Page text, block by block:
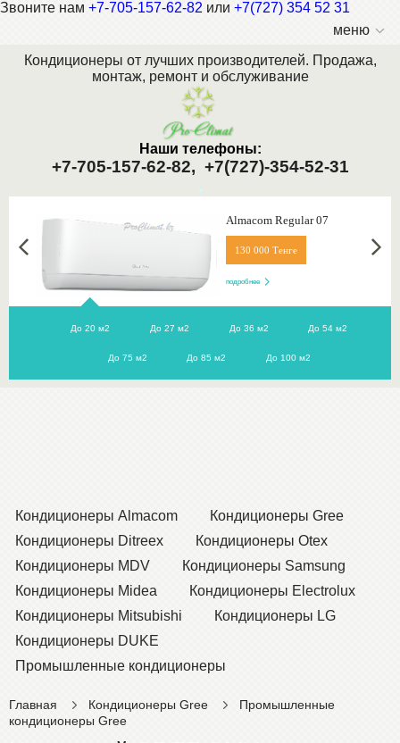
Звоните нам +7-705-157-62-82 или +7(727) 354 52 31
меню
Кондиционеры от лучших производителей. Продажа,
монтаж, ремонт и обслуживание
Наши телефоны:
+7-705-157-62-82, +7(727)-354-52-31
.
Almacom Regular 07
130 000 Тенге
подробнее
До 20 м2 До 27 м2 До 36 м2 До 54 м2
До 75 м2 До 85 м2 До 100 м2
Кондиционеры Almacom
Кондиционеры Gree
Кондиционеры Ditreex
Кондиционеры Otex
Кондиционеры MDV
Кондиционеры Samsung
Кондиционеры Midea
Кондиционеры Electrolux
Кондиционеры Mitsubishi
Кондиционеры LG
Кондиционеры DUKE
Промышленные кондиционеры
Главная Кондиционеры Gree
Промышленные
кондиционеры Gree